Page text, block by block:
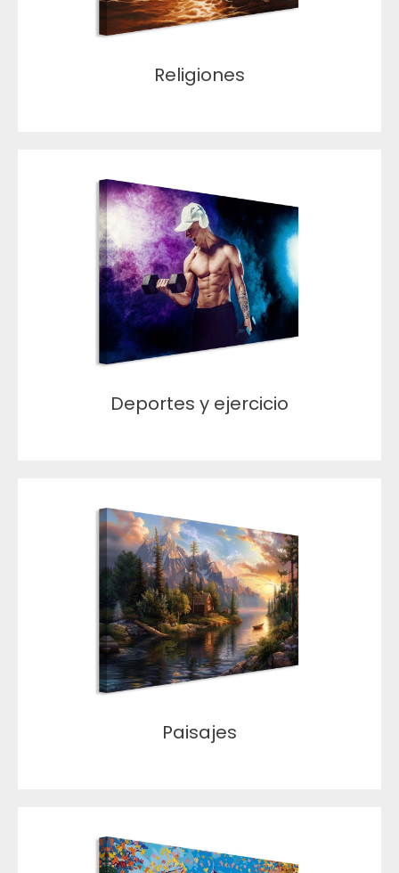
Religiones
Deportes y ejercicio
Paisajes